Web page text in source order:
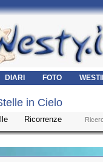
DIARI FOTO
in Cielo
Ricorrenze